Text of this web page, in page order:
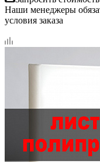
Наши менеджеры
условия заказа